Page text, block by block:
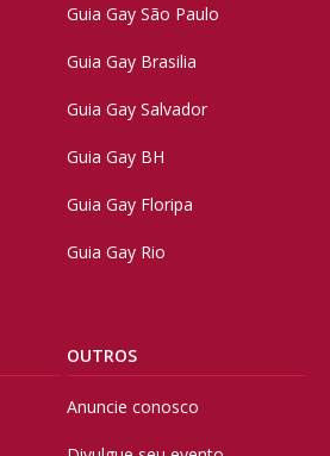
Guia Gay São Paulo
Guia Gay Brasilia
Guia Gay Salvador
Guia Gay BH
Guia Gay Floripa
Guia Gay Rio
OUTROS
Anuncie conosco